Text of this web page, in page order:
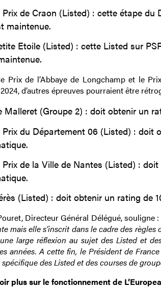
Prix de Craon (Listed) : cette étape du
maintenue.
Etoile (Listed) : cette Listed sur
Prix de l’Abbaye de Longchamp et le
d’autres épreuves pourraient être
Malleret (Groupe 2) : doit obtenir un
Prix du Département 06 (Listed) : doit
Prix de la Ville de Nantes (Listed) :
(Listed) : doit obtenir un rating de
Directeur Général Délégué, souligne :
mais elle s’inscrit dans le cadre des
large réflexion au sujet des Listed et
années. A cette fin, le Président de
des Listed et des courses de
plus sur le fonctionnement de